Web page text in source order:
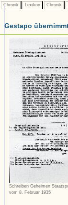
Chronik Lexikon Chronik
Gestapo
Schreiben Geheimen
vom 8. Februar 1935